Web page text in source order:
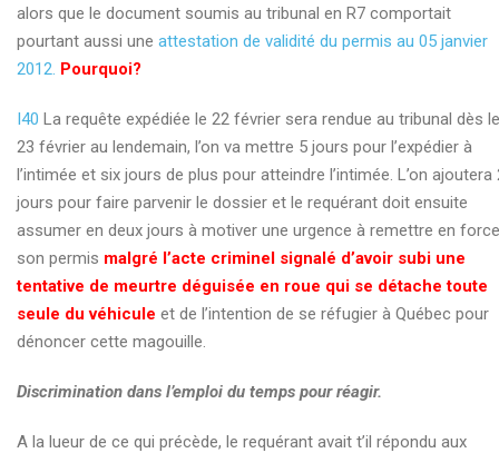
alors que le document soumis au tribunal en R7 comportait
pourtant aussi une attestation de validité du permis au 05 janvier
2012. Pourquoi?
I40 La requête expédiée le 22 février sera rendue au tribunal dès le
23 février au lendemain, l’on va mettre 5 jours pour l’expédier à
l’intimée et six jours de plus pour atteindre l’intimée. L’on ajoutera
jours pour faire parvenir le dossier et le requérant doit ensuite
assumer en deux jours à motiver une urgence à remettre en force
son permis malgré l’acte criminel signalé d’avoir subi une
tentative de meurtre déguisée en roue qui se détache toute
seule du véhicule et de l’intention de se réfugier à Québec pour
dénoncer cette magouille.
Discrimination dans l’emploi du temps pour réagir.
A la lueur de ce qui précède, le requérant avait t’il répondu aux